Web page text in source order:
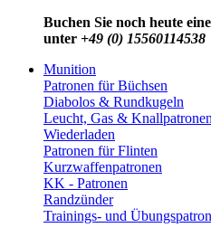
Buchen Sie noch heute
unter +49 (0) 15560114538
Munition
Patronen für Büchsen
Diabolos & Rundkugeln
Leucht, Gas & Knallpatronen
Wiederladen
Patronen für Flinten
Kurzwaffenpatronen
KK - Patronen
Randzünder
Trainings- und